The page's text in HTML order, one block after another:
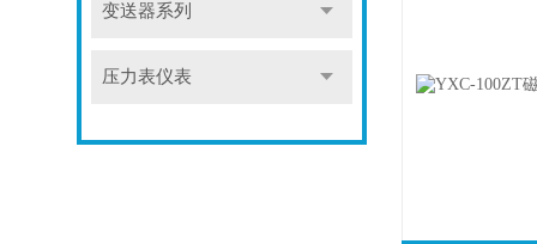
变送器系列
压力表仪表